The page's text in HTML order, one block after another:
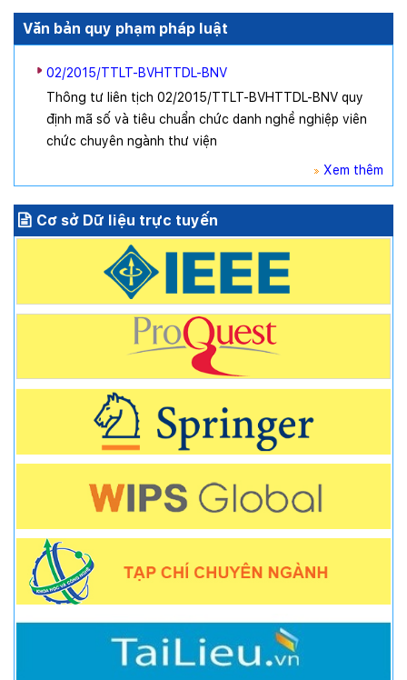
Văn bản quy phạm pháp luật
02/2015/TTLT-BVHTTDL-BNV
Thông tư liên tịch 02/2015/TTLT-BVHTTDL-BNV quy
định mã số và tiêu chuẩn chức danh nghề nghiệp viên
chức chuyên ngành thư viện
Xem thêm
Cơ sở Dữ liệu trực tuyến